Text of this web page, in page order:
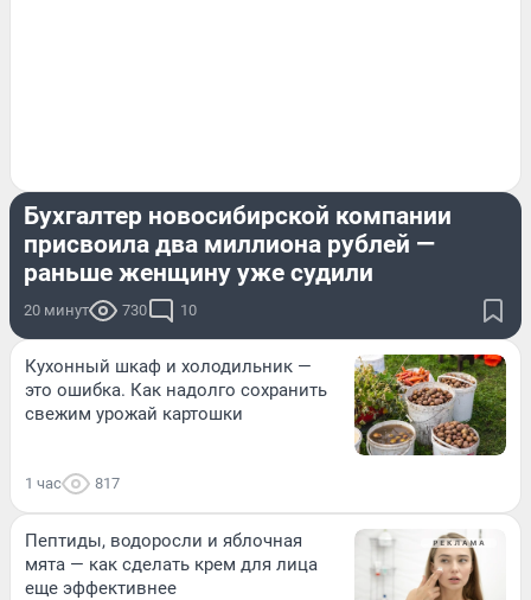
Бухгалтер новосибирской компании
присвоила два миллиона рублей —
раньше женщину уже судили
20 минут 730 10
Кухонный шкаф и холодильник —
это ошибка. Как надолго сохранить
свежим урожай картошки
1 час 817
Пептиды, водоросли и яблочная
мята — как сделать крем для лица
еще эффективнее